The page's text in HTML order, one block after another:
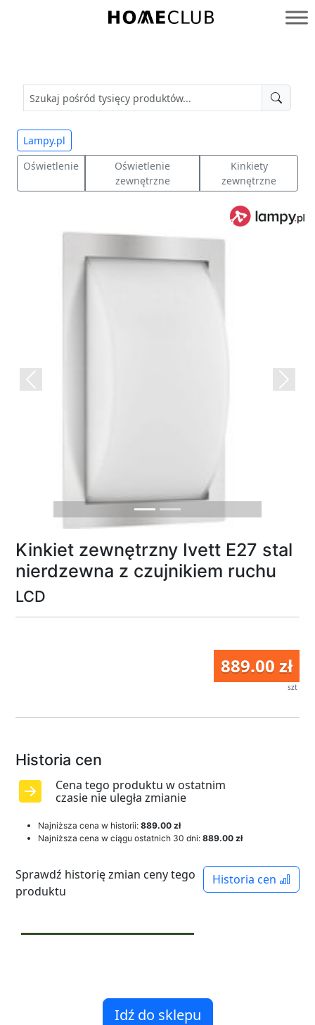
Homeclub
Lampy.pl
Oświetlenie
Oświetlenie
zewnętrzne
Kinkiety
zewnętrzne
Previous Next
Kinkiet zewnętrzny Ivett E27 stal
nierdzewna z czujnikiem ruchu
LCD
889.00 zł
szt
Historia cen
Cena tego produktu w ostatnim
czasie nie uległa zmianie
Najniższa cena w historii: 889.00 zł
Najniższa cena w ciągu ostatnich 30 dni: 889.00 zł
Historia cen
Sprawdź historię zmian ceny tego
produktu
Idź do sklepu